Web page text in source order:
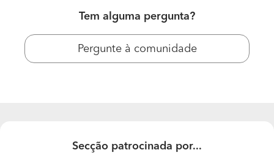
Tampo de vidro temperado para tampo de secretaria
Tem alguma pergunta?
Pergunte à comunidade
Secção patrocinada por...